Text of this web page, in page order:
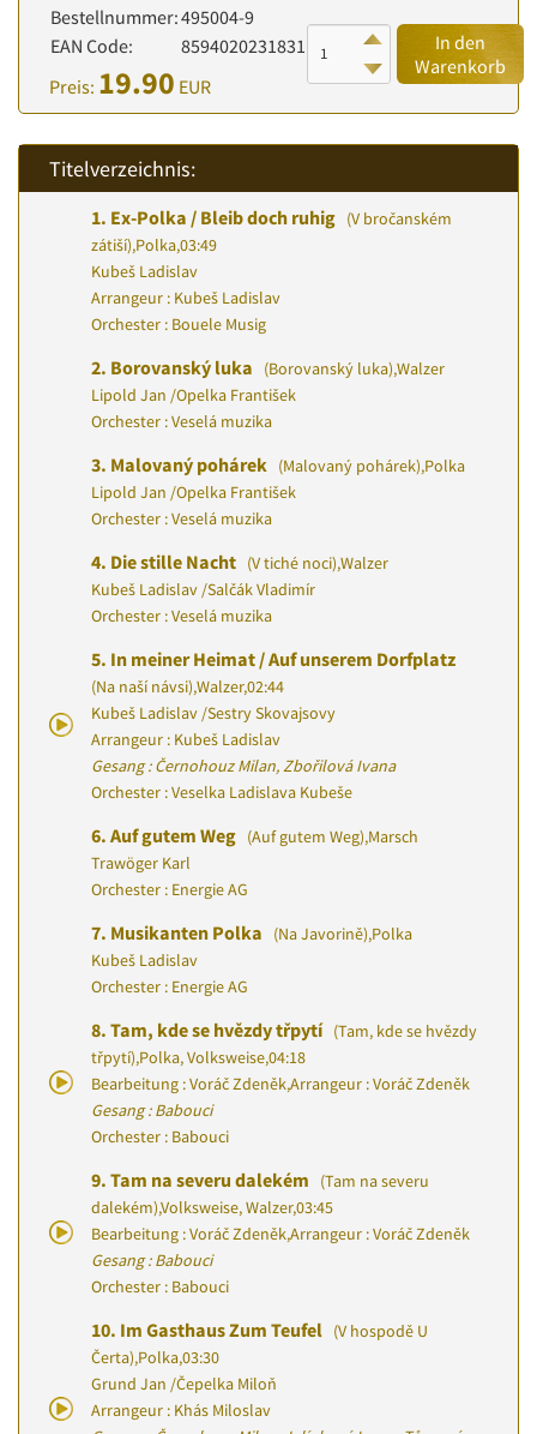
Bestellnummer:495004-9
EAN Code:
8594020231831
Preis: 19.90 EUR
In den
Warenkorb
Titelverzeichnis:
1. Ex-Polka / Bleib doch ruhig (V bročanském
zátiší),Polka,03:49
Kubeš Ladislav
Arrangeur : Kubeš Ladislav
Orchester : Bouele Musig
2. Borovanský luka (Borovanský luka),Walzer
Lipold Jan /Opelka František
Orchester : Veselá muzika
3. Malovaný pohárek (Malovaný pohárek),Polka
Lipold Jan /Opelka František
Orchester : Veselá muzika
4. Die stille Nacht (V tiché noci),Walzer
Kubeš Ladislav /Salčák Vladimír
Orchester : Veselá muzika
5. In meiner Heimat / Auf unserem Dorfplatz
(Na naší návsi),Walzer,02:44
Kubeš Ladislav /Sestry Skovajsovy
Arrangeur : Kubeš Ladislav
Gesang : Černohouz Milan, Zbořilová Ivana
Orchester : Veselka Ladislava Kubeše
6. Auf gutem Weg (Auf gutem Weg),Marsch
Trawöger Karl
Orchester : Energie AG
7. Musikanten Polka (Na Javorině),Polka
Kubeš Ladislav
Orchester : Energie AG
8. Tam, kde se hvězdy třpytí (Tam, kde se hvězdy
třpytí),Polka, Volksweise,04:18
Bearbeitung : Voráč Zdeněk,Arrangeur : Voráč Zdeněk
Gesang : Babouci
Orchester : Babouci
9. Tam na severu dalekém
(Tam na severu
dalekém),Volksweise, Walzer,03:45
Bearbeitung : Voráč Zdeněk,Arrangeur : Voráč Zdeněk
Gesang : Babouci
Orchester : Babouci
10. Im Gasthaus Zum Teufel (V hospodě U
Čerta),Polka,03:30
Grund Jan /Čepelka Miloň
Arrangeur : Khás Miloslav